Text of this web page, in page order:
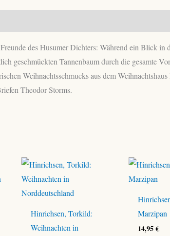
des Husumer Dichters: Während ein Blick in
geschmückten Tannenbaum durch die gesamte
Weihnachtsschmucks aus dem
Theodor Storms.
Hinrichsen, Torkild:
Weihnachten in
Marzipan
14,95€